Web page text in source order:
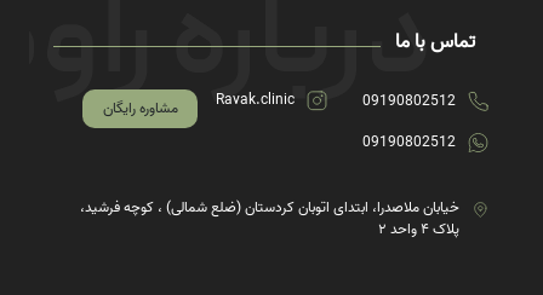
تماس با ما
09190802512
09190802512
Ravak.clinic مشاوره رایگان
خیابان ملاصدرا، ابتدای اتوبان کردستان (ضلع شمالی) ، کوچه فرشید،
پلاک ۴ واحد ۲